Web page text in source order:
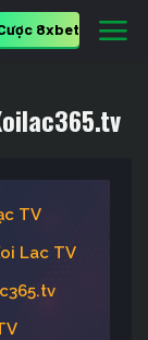
8xbet
TV
Lac TV